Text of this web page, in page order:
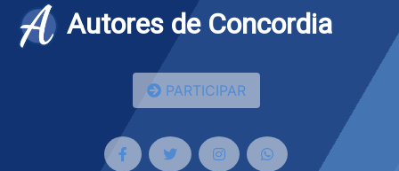
Autores de Concordia
PARTICIPAR